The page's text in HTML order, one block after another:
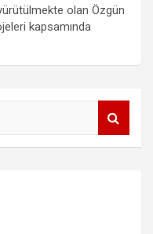
olan Özgün
kapsamında